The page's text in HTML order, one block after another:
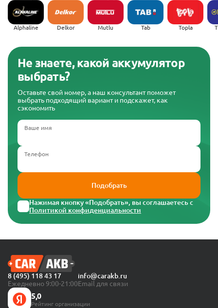
Alphaline Delkor Mutlu Tab Topla
Не знаете, какой аккумулятор
выбрать?
Оставьте свой номер, а наш консультант поможет
выбрать подходящий вариант и подскажет, как
сэкономить
Ваше имя
Телефон
Подобрать
Нажимая кнопку «Подобрать», вы соглашаетесь с
Политикой конфиденциальности
8 (495) 118 43 17
Ежедневно 9:00-21:00
info@carakb.ru
Email для связи
5,0
Рейтинг организации